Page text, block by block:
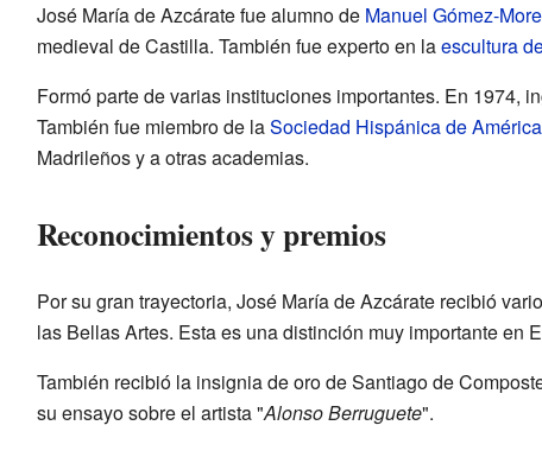
José María de Azcárate fue alumno de Manuel Gómez-
medieval de Castilla. También fue experto en laescultura
Formó parte de varias instituciones importantes. En 1974,
También fue miembro de laSociedad Hispánica de América
Madrileños y a otras academias.
Reconocimientos y premios
Por su gran trayectoria, José María de Azcárate recibió
las Bellas Artes. Esta es una distinción muy importante en
También recibió la insignia de oro de Santiago de
su ensayo sobre el artista "Alonso Berruguete".